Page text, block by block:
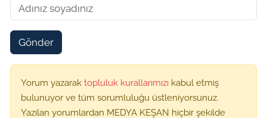
Gönder
Yorum yazarak topluluk kurallarımızı kabul etmiş
bulunuyor ve tüm sorumluluğu üstleniyorsunuz.
Yazılan yorumlardan MEDYA KEŞAN hiçbir şekilde